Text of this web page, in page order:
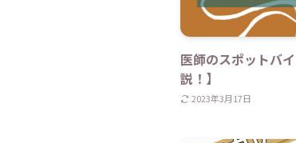
医師のスポットバ
説！】
2023年3月17日